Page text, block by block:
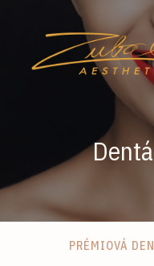
PRÉMIOVÁ